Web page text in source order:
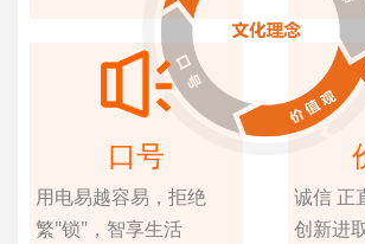
口号
用电易越容易，拒绝
繁"锁"，智享生活
诚信 正
创新进